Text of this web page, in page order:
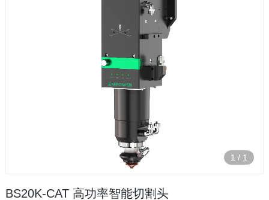
1 / 1
BS20K-CAT 高功率智能切割头